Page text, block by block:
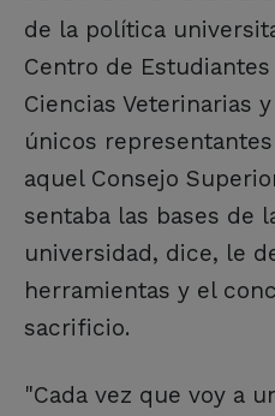
de la política
Centro de
Ciencias Veterinarias
únicos
aquel Consejo
sentaba las bases de
universidad, dice, le
herramientas y el
sacrificio.
"Cada vez que voy a